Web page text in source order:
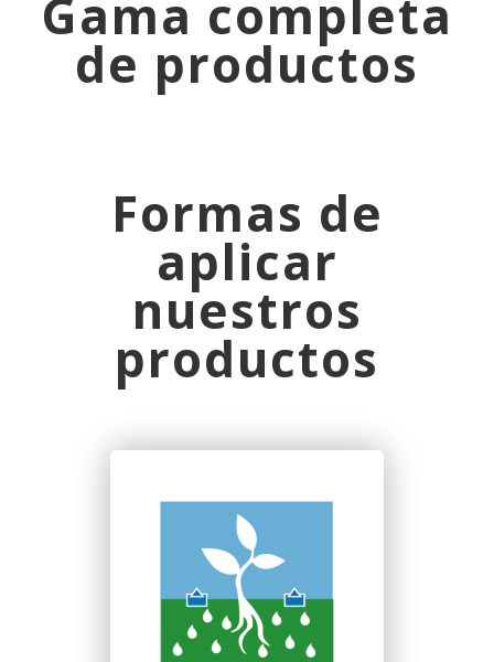
Gama completa
de productos
Formas de
aplicar
nuestros
productos